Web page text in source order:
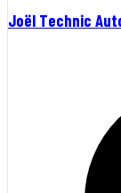
Joël Technic